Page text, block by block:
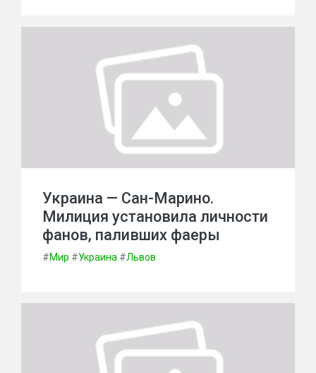
Украина — Сан-Марино.
Милиция установила личности
фанов, паливших фаеры
#Мир #Украина #Львов